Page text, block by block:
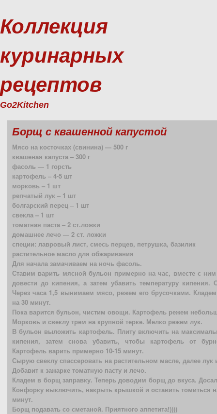
Коллекция
куринарных
рецептов
Go2Kitchen
Борщ с квашенной капустой
Мясо на косточках (свинина) — 500 г
квашеная капуста – 300 г
фасоль — 1 горсть
картофель – 4-5 шт
морковь – 1 шт
репчатый лук – 1 шт
болгарский перец – 1 шт
свекла – 1 шт
томатная паста – 2 ст.ложки
домашнее лечо — 2 ст. ложки
специи: лавровый лист, смесь перцев, петрушка, базилик
растительное масло для обжаривания
Для начала замачиваем на ночь фасоль.
Ставим варить мясной бульон примерно на час, вместе с
довести до кипения, а затем убавить температуру кипения.
Через часа 1,5 вынимаем мясо, режем его брусочками.
на 30 минут.
Пока варится бульон, чистим овощи. Картофель режем
Морковь и свеклу трем на крупной терке. Мелко режем лук.
В бульон выложить картофель. Плиту включить на
кипения, затем снова убавить, чтобы картофель от
Картофель варить примерно 10-15 минут.
Сырую свеклу спассеровать на растительном масле, далее
Добавит к зажарке томатную пасту и лечо.
Кладем в борщ заправку. Теперь доводим борщ до вкуса.
Конфорку выключить, накрыть крышкой и оставить томиться
минут.
Борщ подавать со сметаной. Приятного аппетита!))))